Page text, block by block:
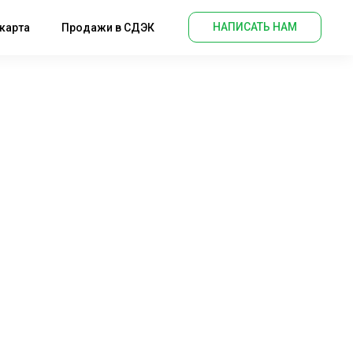
Продажи в СДЭК НАПИСАТЬ НАМ